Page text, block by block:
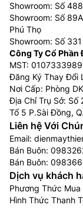
Showroom: Số
Showroom: Số
Phú Thọ
Showroom: Số
Công Ty Cổ Phần
MST: 0107333989
Đăng Ký Thay Đổi
Nơi Cấp: Phòng
Địa Chỉ Trụ Sở: Số
Tổ 5 P.Sài Đồng,
Liên hệ Với
Email:
Bán Buôn:
Bán Buôn:
Dịch vụ khách
Phương Thức Mua
Hình Thức Thanh